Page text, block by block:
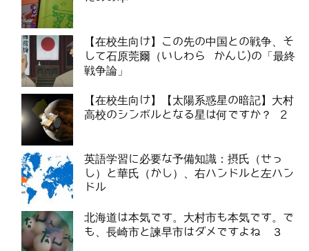
【在校生向け】この先の中国との戦争、そ
して石原莞爾（いしわら かんじ)の「最終
戦争論」
【在校生向け】【太陽系惑星の暗記】大村
高校のシンボルとなる星は何ですか？ 2
英語学習に必要な予備知識：摂氏（せっ
し）と華氏（かし）、右ハンドルと左ハン
ドル
北海道は本気です。大村市も本気です。で
も、長崎市と諫早市はダメですよね ３